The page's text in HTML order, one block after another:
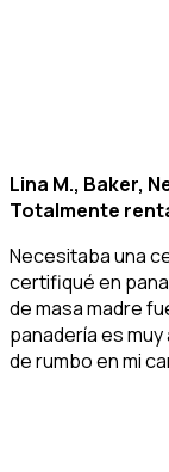
Lina M., Baker,
Totalmente
Necesitaba una
certifiqué en
de masa madre
panadería es
de rumbo en mi